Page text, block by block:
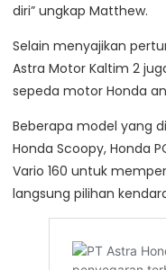
diri” ungkap Matthew.
Selain menyajikan
Astra Motor Kaltim 2
sepeda motor Honda
Beberapa model yang
Honda Scoopy, Honda
Vario 160 untuk
langsung pilihan